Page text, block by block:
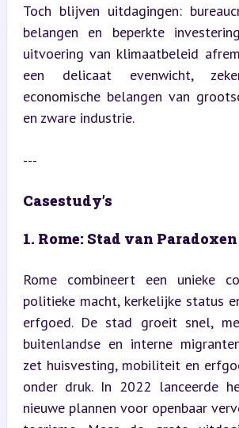
Toch blijven uitdagingen:
belangen en beperkte
uitvoering van klimaatbeleid
een delicaat evenwicht,
economische belangen van
en zware industrie.
---
Casestudy’s
1. Rome: Stad van Paradoxen
Rome combineert een unieke
politieke macht, kerkelijke status
erfgoed. De stad groeit snel,
buitenlandse en interne
zet huisvesting, mobiliteit en
onder druk. In 2022 lanceerde
nieuwe plannen voor openbaar